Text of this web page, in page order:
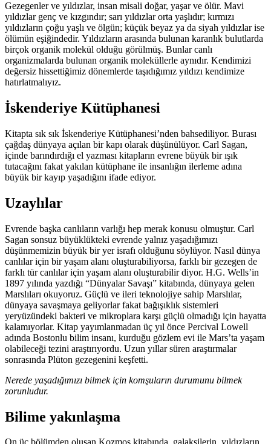
Gezegenler ve yıldızlar, insan misali doğar, yaşar ve ölür. Mavi
yıldızlar genç ve kızgındır; sarı yıldızlar orta yaşlıdır; kırmızı
yıldızların çoğu yaşlı ve ölgün; küçük beyaz ya da siyah yıldızlar ise
ölümün eşiğindedir. Yıldızların arasında bulunan karanlık bulutlarda
birçok organik molekül olduğu görülmüş. Bunlar canlı
organizmalarda bulunan organik moleküllerle aynıdır. Kendimizi
değersiz hissettiğimiz dönemlerde taşıdığımız yıldızı kendimize
hatırlatmalıyız.
İskenderiye Kütüphanesi
Kitapta sık sık İskenderiye Kütüphanesi’nden bahsediliyor. Burası
çağdaş dünyaya açılan bir kapı olarak düşünülüyor. Carl Sagan,
içinde barındırdığı el yazması kitapların evrene büyük bir ışık
tutacağını fakat yakılan kütüphane ile insanlığın ilerleme adına
büyük bir kayıp yaşadığını ifade ediyor.
Uzaylılar
Evrende başka canlıların varlığı hep merak konusu olmuştur. Carl
Sagan sonsuz büyüklükteki evrende yalnız yaşadığımızı
düşünmemizin büyük bir yer israfı olduğunu söylüyor. Nasıl dünya
canlılar için bir yaşam alanı oluşturabiliyorsa, farklı bir gezegen de
farklı tür canlılar için yaşam alanı oluşturabilir diyor. H.G. Wells’in
1897 yılında yazdığı “Dünyalar Savaşı” kitabında, dünyaya gelen
Marslıları okuyoruz. Güçlü ve ileri teknolojiye sahip Marslılar,
dünyaya savaşmaya geliyorlar fakat bağışıklık sistemleri
yeryüzündeki bakteri ve mikroplara karşı güçlü olmadığı için hayatta
kalamıyorlar. Kitap yayımlanmadan üç yıl önce Percival Lowell
adında Bostonlu bilim insanı, kurduğu gözlem evi ile Mars’ta yaşam
olabileceği tezini araştırıyordu. Uzun yıllar süren araştırmalar
sonrasında Plüton gezegenini keşfetti.
Nerede yaşadığımızı bilmek için komşuların durumunu bilmek
zorunludur.
Bilime yakınlaşma